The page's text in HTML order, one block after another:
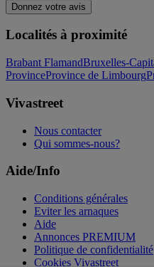
Donnez votre avis
Localités à proximité
Brabant FlamandBruxelles-
ProvinceProvince de Limbourg
Vivastreet
Nous contacter
Qui sommes-nous?
Aide/Info
Conditions générales
Eviter les arnaques
Aide
Annonces PREMIUM
Politique de confidentialité
Cookies Vivastreet